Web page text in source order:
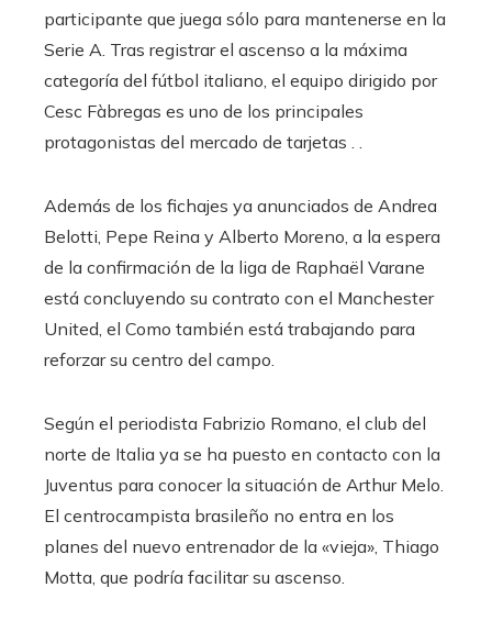
participante que juega sólo para mantenerse en la
Serie A. Tras registrar el ascenso a la máxima
categoría del fútbol italiano, el equipo dirigido por
Cesc Fàbregas es uno de los principales
protagonistas del mercado de tarjetas . .
Además de los fichajes ya anunciados de Andrea
Belotti, Pepe Reina y Alberto Moreno, a la espera
de la confirmación de la liga de Raphaël Varane
está concluyendo su contrato con el Manchester
United, el Como también está trabajando para
reforzar su centro del campo.
Según el periodista Fabrizio Romano, el club del
norte de Italia ya se ha puesto en contacto con la
Juventus para conocer la situación de Arthur Melo.
El centrocampista brasileño no entra en los
planes del nuevo entrenador de la «vieja», Thiago
Motta, que podría facilitar su ascenso.